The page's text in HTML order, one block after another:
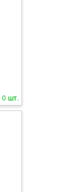
0 шт.